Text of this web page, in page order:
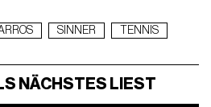
SINNER TENNIS
NÄCHSTES LIEST